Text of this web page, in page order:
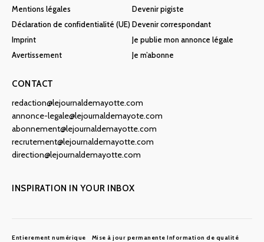
Mentions légales
Déclaration de confidentialité (UE)
Imprint
Avertissement
Devenir pigiste
Devenir correspondant
Je publie mon annonce légale
Je m’abonne
CONTACT
redaction@lejournaldemayotte.com
annonce-legale@lejournaldemayote.com
abonnement@lejournaldemayotte.com
recrutement@lejournaldemayotte.com
direction@lejournaldemayotte.com
INSPIRATION IN YOUR INBOX
Entierement numérique Mise à jour permanente Information de qualité